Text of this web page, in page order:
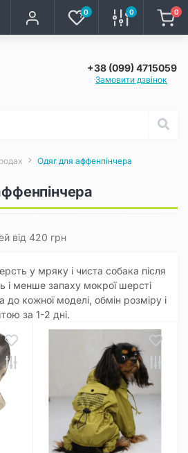
0 0 0
+38 (099) 4715059
Замовити дзвінок
Одяг для аффенпінчера
від 420 грн
у мряку і чиста собака після
менше запаху мокрої шерсті
до кожної моделі, обмін розміру і
за 1-2 дні.